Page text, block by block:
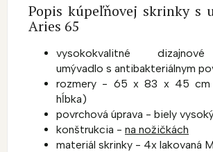
Popis kúpeľňovej skrinky s
Aries 65
vysokokvalitné
umývadlo s antibakteriálnym
rozmery - 65 x 83 x 45 cm
hĺbka)
povrchová úprava - biely
konštrukcia - na nožičkách
materiál skrinky - 4x lakovaná